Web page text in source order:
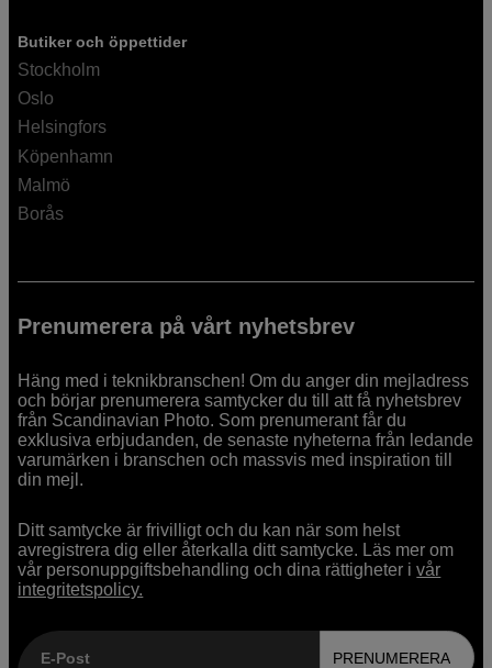
Butiker och öppettider
Stockholm
Oslo
Helsingfors
Köpenhamn
Malmö
Borås
Prenumerera på vårt nyhetsbrev
Häng med i teknikbranschen! Om du anger din mejladress
och börjar prenumerera samtycker du till att få nyhetsbrev
från Scandinavian Photo. Som prenumerant får du
exklusiva erbjudanden, de senaste nyheterna från ledande
varumärken i branschen och massvis med inspiration till
din mejl.
Ditt samtycke är frivilligt och du kan när som helst
avregistrera dig eller återkalla ditt samtycke. Läs mer om
vår personuppgiftsbehandling och dina rättigheter ivår
integritetspolicy.
E-Post PRENUMERERA